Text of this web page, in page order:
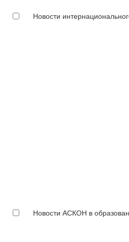
Новости
Новости АСКОН в